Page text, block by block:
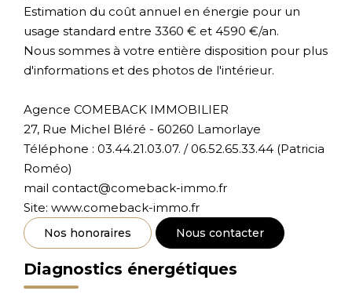
Estimation du coût annuel en énergie pour un
usage standard entre 3360 € et 4590 €/an.
Nous sommes à votre entière disposition pour plus
d'informations et des photos de l'intérieur.
Agence COMEBACK IMMOBILIER
27, Rue Michel Bléré - 60260 Lamorlaye
Téléphone : 03.44.21.03.07. / 06.52.65.33.44 (Patricia
Roméo)
mail contact@comeback-immo.fr
Site: www.comeback-immo.fr
Nos honoraires Nous contacter
Diagnostics énergétiques